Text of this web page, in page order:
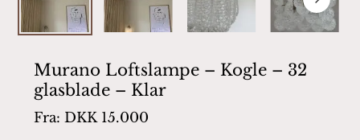
Murano Loftslampe – Kogle – 32
glasblade – Klar
Fra: DKK15.000